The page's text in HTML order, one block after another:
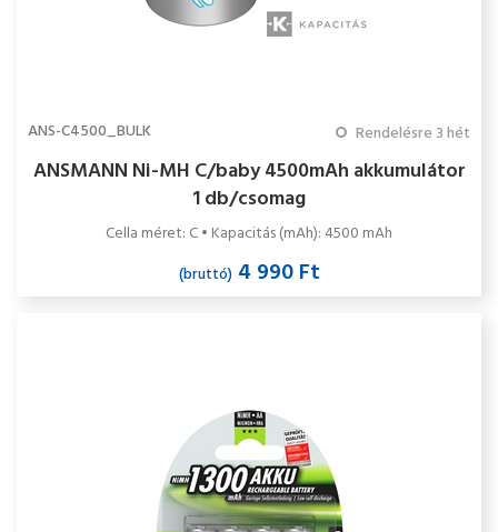
ANS-C4500_BULK Rendelésre 3 hét
ANSMANN Ni-MH C/baby 4500mAh akkumulátor
1 db/csomag
Cella méret: C • Kapacitás (mAh): 4500 mAh
(bruttó)4 990 Ft